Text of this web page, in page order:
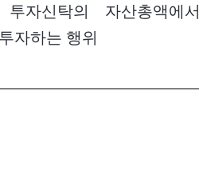
자신탁의 자산총액에서
자하는 행위